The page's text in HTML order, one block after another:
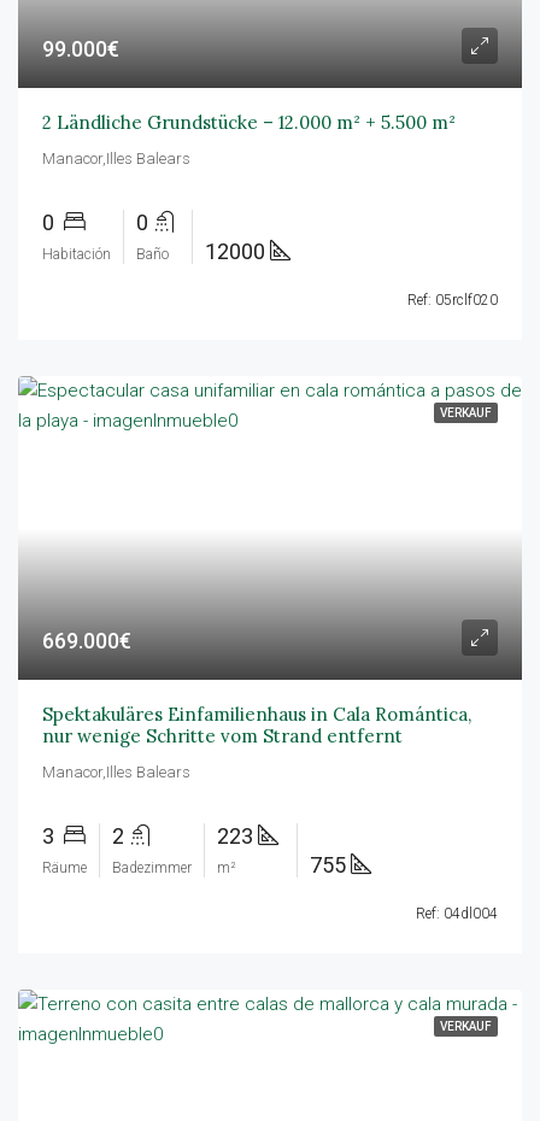
99.000€
2 Ländliche Grundstücke – 12.000 m² + 5.500 m²
Manacor,Illes Balears
0
Habitación
0
Baño 12000
Ref: 05rclf020
VERKAUF
669.000€
Spektakuläres Einfamilienhaus in Cala Romántica,
nur wenige Schritte vom Strand entfernt
Manacor,Illes Balears
3
Räume
2
Badezimmer
223
m² 755
Ref: 04dl004
VERKAUF